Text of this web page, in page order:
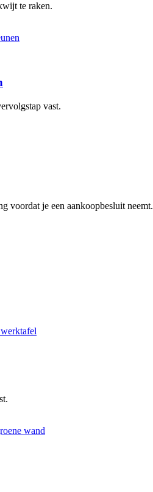
te raken.
vast.
voordat je een aankoopbesluit neemt.